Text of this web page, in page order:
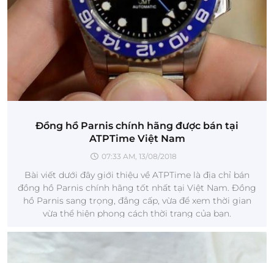
Đồng hồ Parnis chính hãng được bán tại
ATPTime Việt Nam
07:33 AM, 13/08/2018
Bài viết dưới đây giới thiệu về ATPTime là địa chỉ bán
đồng hồ Parnis chính hãng tốt nhất tại Việt Nam. Đồng
hồ Parnis sang trọng, đẳng cấp, vừa để xem thời gian
vừa thể hiện phong cách thời trang của bạn.